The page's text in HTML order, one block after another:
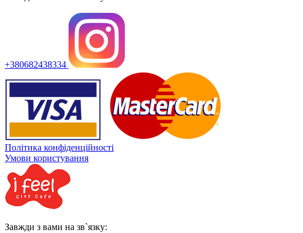
+380682438334
Політика конфіденційності
Умови користування
Завжди з вами на зв`язку: